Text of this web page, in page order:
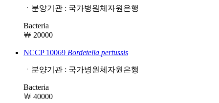
ㆍ분양기관 : 국가병원체자원은행
Bacteria
￦ 20000
NCCP 10069 Bordetella pertussis
ㆍ분양기관 : 국가병원체자원은행
Bacteria
￦ 40000